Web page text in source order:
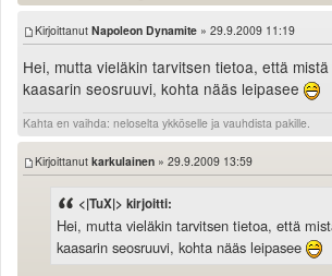
Kirjoittanut Napoleon Dynamite » 29.9.2009 11:19
Hei, mutta vieläkin tarvitsen tietoa, että
kaasarin seosruuvi, kohta nääs leipasee
Kahta en vaihda: neloselta ykköselle ja vauhdista pakille.
Kirjoittanut karkulainen » 29.9.2009 13:59
<|TuX|> kirjoitti:
Hei, mutta vieläkin tarvitsen tietoa, että
kaasarin seosruuvi, kohta nääs leipasee